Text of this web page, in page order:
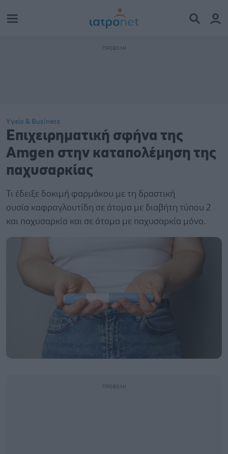
Υγεία & Business
Επιχειρηματική σφήνα της
Amgen στην καταπολέμηση της
παχυσαρκίας
Τι έδειξε δοκιμή φαρμάκου με τη δραστική
ουσία καφραγλουτίδη σε άτομα με διαβήτη τύπου 2
και παχυσαρκία και σε άτομα με παχυσαρκία μόνο.